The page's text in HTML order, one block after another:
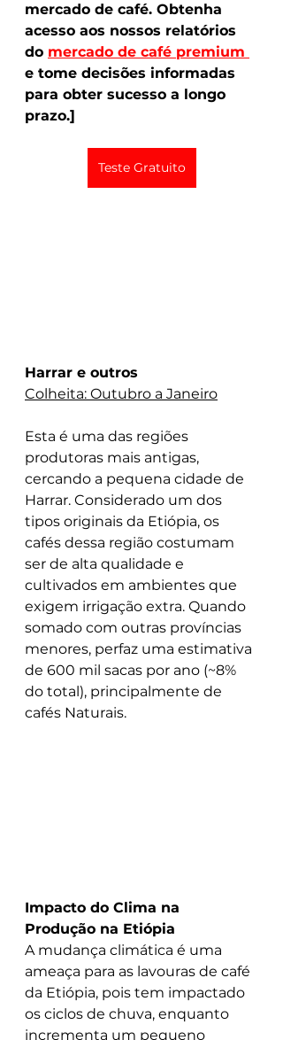
mercado de café. Obtenha
acesso aos nossos relatórios
do mercado de café premium
e tome decisões informadas
para obter sucesso a longo
prazo.]
Teste Gratuito
Harrar e outros
Colheita: Outubro a Janeiro
Esta é uma das regiões
produtoras mais antigas,
cercando a pequena cidade de
Harrar. Considerado um dos
tipos originais da Etiópia, os
cafés dessa região costumam
ser de alta qualidade e
cultivados em ambientes que
exigem irrigação extra. Quando
somado com outras províncias
menores, perfaz uma estimativa
de 600 mil sacas por ano (~8%
do total), principalmente de
cafés Naturais.
Impacto do Clima na
Produção na Etiópia
A mudança climática é uma
ameaça para as lavouras de café
da Etiópia, pois tem impactado
os ciclos de chuva, enquanto
incrementa um pequeno